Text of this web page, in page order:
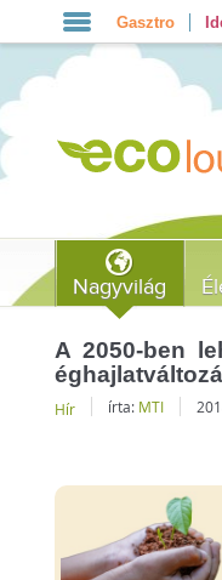
Gasztro
Nagyvilág
A 2050-ben
Hír írta: MTI